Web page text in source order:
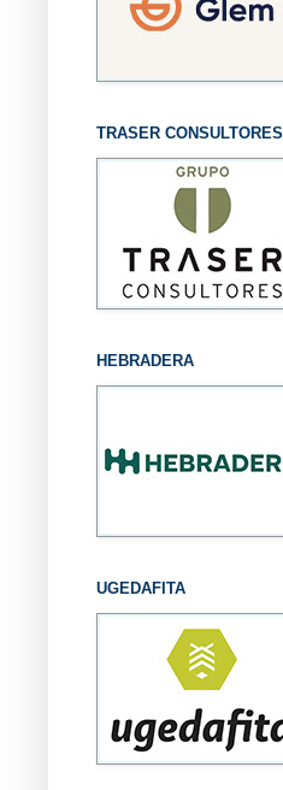
TRASER CONSULTORES
HEBRADERA
UGEDAFITA